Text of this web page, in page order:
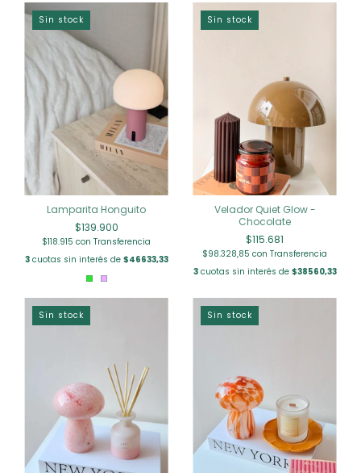
Sin stock
Lamparita Honguito
$139.900
$118.915 con Transferencia
3cuotas sin interés de $46633,33
Sin stock
Velador Quiet Glow -
Chocolate
$115.681
$98.328,85 con Transferencia
3cuotas sin interés de $38560,33
Sin stock Sin stock